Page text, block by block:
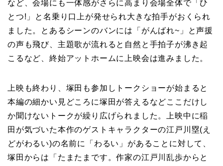
など、会場にも一体感がさらに高まり会場全体で「ひ
とつ!」と名乗り口上が発せられ大きな拍手がおくられ
ました。とあるシーンのバンには「がんばれ~」と声援
の声も飛び、主題歌が流れると自然と手拍子が沸き起
こるなど、終始アットホームに上映会は進みました。
上映も終わり、塚田も参加しトークショーが始まると
本編の細かい見どころに塚田が答えるなどここだけし
か聞けないトークが繰り広げられました。上映中に稲
田が気づいた本作のゲストキャラクターの江戸川塁(え
どがわるい)の名前に「わるい」があることに対して、
塚田からは「たまたまです。作家の江戸川乱歩からと